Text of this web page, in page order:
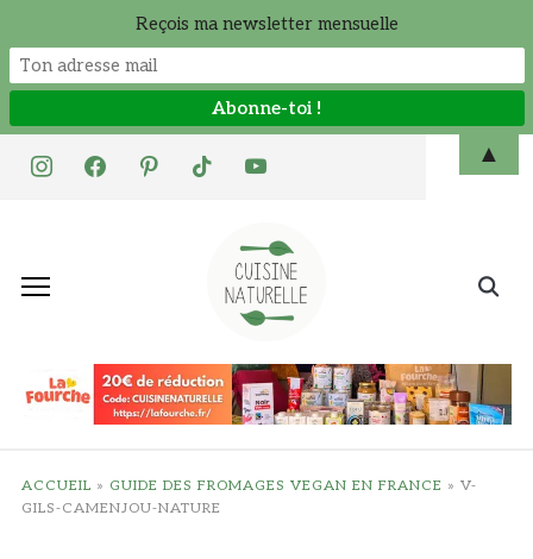
instagramfacebookpinteresttiktok youtube
Search
ACCUEIL » GUIDE DES FROMAGES VEGAN EN FRANCE » V-
GILS-CAMENJOU-NATURE
Reçois ma newsletter mensuelle
▲